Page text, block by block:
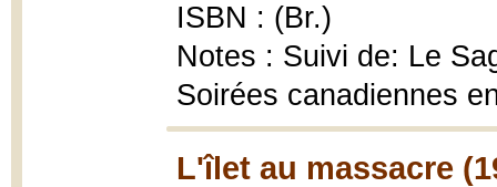
ISBN : (Br.)
Notes : Suivi de: Le
Soirées canadiennes
L'îlet au massacre